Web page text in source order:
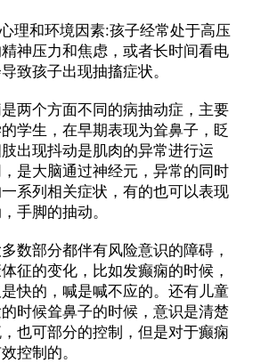
和环境因素:孩子经常处于高压
神压力和焦虑，或者长时间看电
致孩子出现抽搐症状。
个方面不同的病抽动症，主要
学生，在早期表现为耸鼻子，眨
出现抖动是肌肉的异常进行运
是大脑通过神经元，异常的同时
系列相关症状，有的也可以表现
手脚的抽动。
部分都伴有风险意识的障碍，
征的变化，比如发癫痫的时候，
快的，喊是喊不应的。还有儿童
时候耸鼻子的时候，意识是清楚
也可部分的控制，但是对于癫痫
控制的。